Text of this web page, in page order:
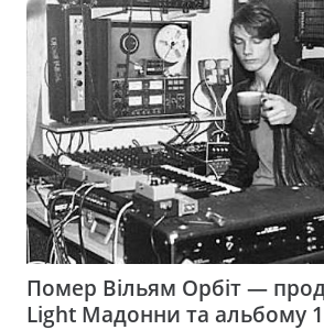
Помер Вільям Орбіт —
Light Мадонни та альбому